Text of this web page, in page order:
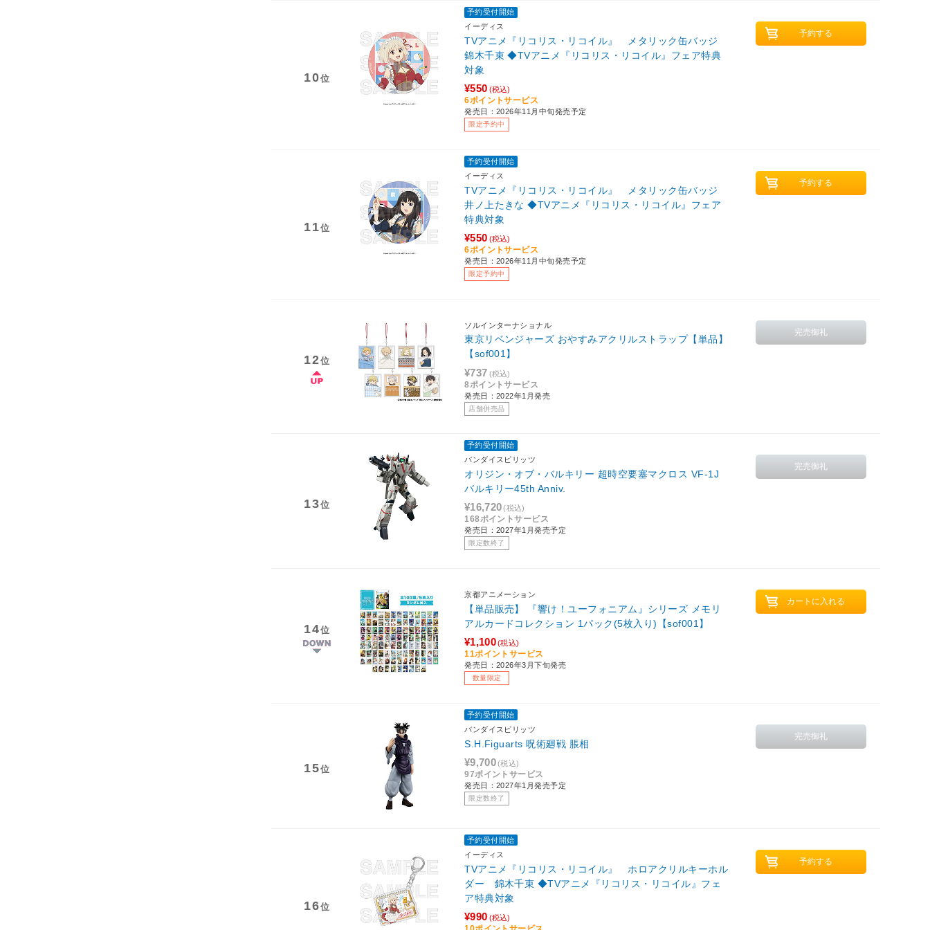
10位
予約受付開始
イーディス
TVアニメ『リコリス・リコイル』 メタリック缶バッジ
錦木千束 ◆TVアニメ『リコリス・リコイル』フェア特典
対象
¥550 (税込)
6ポイントサービス
発売日：2026年11月中旬発売予定
限定予約中
11位
予約受付開始
イーディス
TVアニメ『リコリス・リコイル』 メタリック缶バッジ
井ノ上たきな ◆TVアニメ『リコリス・リコイル』フェア
特典対象
¥550 (税込)
6ポイントサービス
発売日：2026年11月中旬発売予定
限定予約中
12位
ソルインターナショナル
東京リベンジャーズ おやすみアクリルストラップ【単品】
【sof001】
¥737 (税込)
8ポイントサービス
発売日：2022年1月発売
店舗併売品
13位
予約受付開始
バンダイスピリッツ
オリジン・オブ・バルキリー 超時空要塞マクロス VF-1J
バルキリー45th Anniv.
¥16,720 (税込)
168ポイントサービス
発売日：2027年1月発売予定
限定数終了
14位
京都アニメーション
【単品販売】 『響け！ユーフォニアム』シリーズ メモリ
アルカードコレクション 1パック(5枚入り)【sof001】
¥1,100(税込)
11ポイントサービス
発売日：2026年3月下旬発売
数量限定
15位
予約受付開始
バンダイスピリッツ
S.H.Figuarts 呪術廻戦 脹相
¥9,700(税込)
97ポイントサービス
発売日：2027年1月発売予定
限定数終了
16位
予約受付開始
イーディス
TVアニメ『リコリス・リコイル』 ホロアクリルキーホル
ダー 錦木千束 ◆TVアニメ『リコリス・リコイル』フェ
ア特典対象
¥990 (税込)